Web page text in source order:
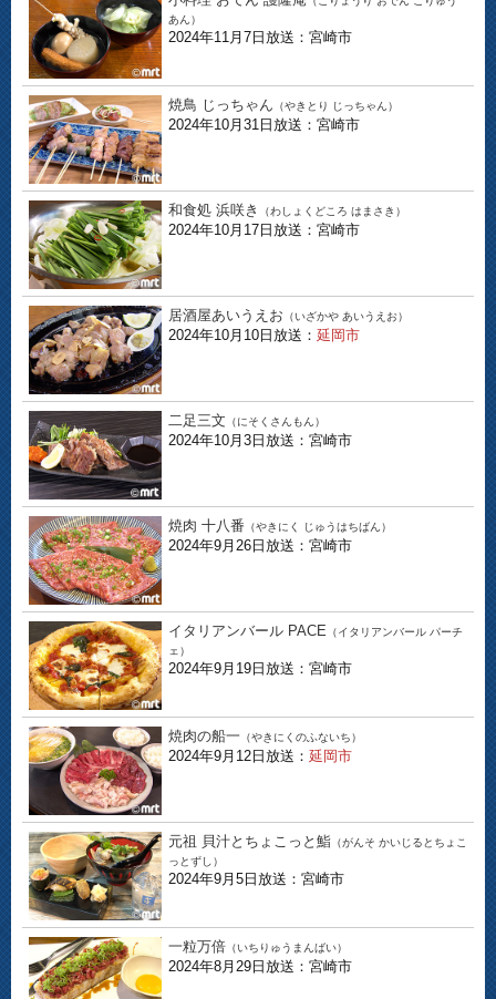
あん）
2024年11月7日放送：宮崎市
焼鳥 じっちゃん （やきとり じっちゃん）
2024年10月31日放送：宮崎市
和食処 浜咲き （わしょくどころ はまさき）
2024年10月17日放送：宮崎市
居酒屋あいうえお （いざかや あいうえお）
2024年10月10日放送： 延岡市
二足三文 （にそくさんもん）
2024年10月3日放送：宮崎市
焼肉 十八番 （やきにく じゅうはちばん）
2024年9月26日放送：宮崎市
イタリアンバール PACE （イタリアンバール パーチ
ェ）
2024年9月19日放送：宮崎市
焼肉の船一 （やきにくのふないち）
2024年9月12日放送： 延岡市
元祖 貝汁とちょこっと鮨 （がんそ かいじるとちょこ
っとずし）
2024年9月5日放送：宮崎市
一粒万倍 （いちりゅうまんばい）
2024年8月29日放送：宮崎市